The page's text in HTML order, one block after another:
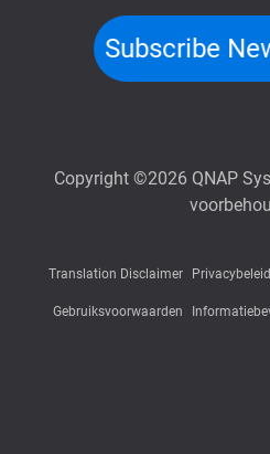
Subscribe
Copyright ©2026 QNAP
Translation Disclaimer Privacybeleid
Gebruiksvoorwaarden